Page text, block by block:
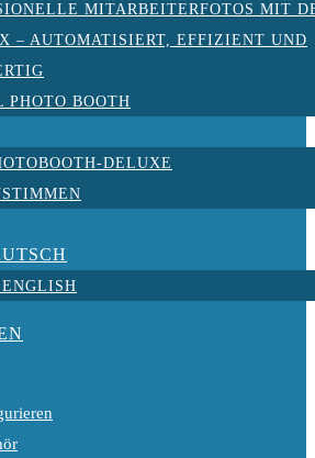
MITARBEITERFOTOS MIT
– AUTOMATISIERT, EFFIZIENT UND
PHOTO BOOTH
DELUXE
ENGLISH